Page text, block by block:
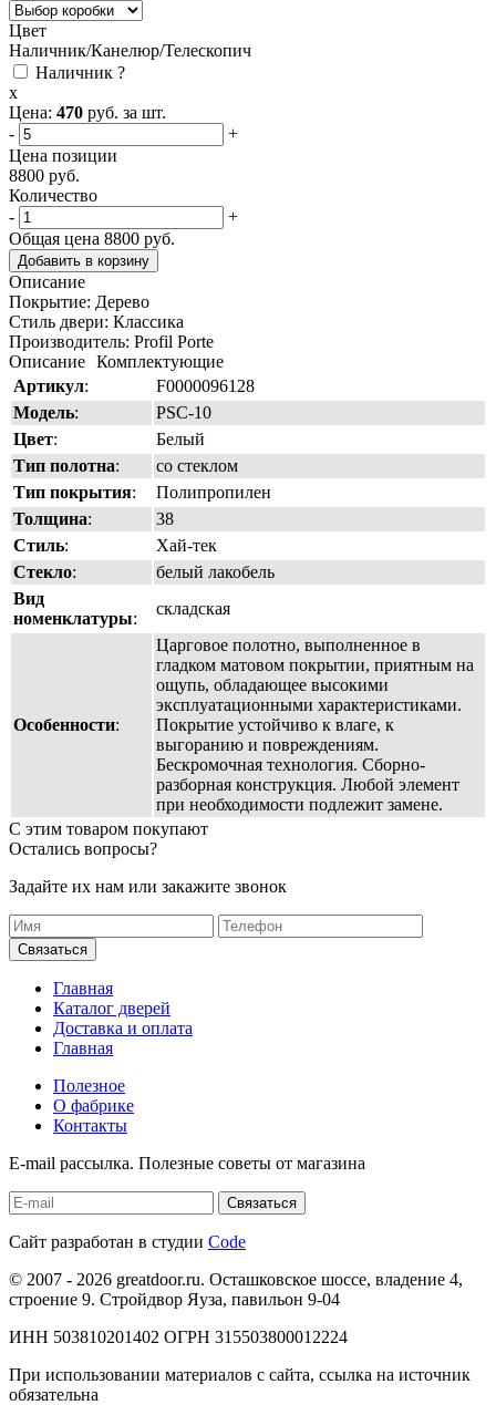
Цвет
Наличник/Канелюр/Телескопич
Наличник ?
x
Цена: 470 руб. за шт.
-
+
Цена позиции
8800 руб.
Количество
-
+
Общая цена 8800 руб.
Добавить в корзину
Описание
Покрытие: Дерево
Стиль двери: Классика
Производитель: Profil Porte
Описание Комплектующие
Артикул:
F0000096128
Модель:
PSC-10
Цвет:
Белый
Тип полотна:
со стеклом
Тип покрытия:
Полипропилен
Толщина:
38
Стиль:
Хай-тек
Стекло:
белый лакобель
Вид
номенклатуры:
складская
Особенности:
Царговое полотно, выполненное в
гладком матовом покрытии, приятным на
ощупь, обладающее высокими
эксплуатационными характеристиками.
Покрытие устойчиво к влаге, к
выгоранию и повреждениям.
Бескромочная технология. Сборно-
разборная конструкция. Любой элемент
при необходимости подлежит замене.
С этим товаром покупают
Остались вопросы?
Задайте их нам или закажите звонок
Главная
Каталог дверей
Доставка и оплата
Главная
Полезное
О фабрике
Контакты
E-mail рассылка. Полезные советы от магазина
Сайт разработан в студии Code
© 2007 - 2026 greatdoor.ru. Осташковское шоссе, владение 4,
строение 9. Стройдвор Яуза, павильон 9-04
ИНН 503810201402 ОГРН 315503800012224
При использовании материалов с сайта, ссылка на источник
обязательна